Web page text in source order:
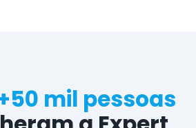
mil pessoas